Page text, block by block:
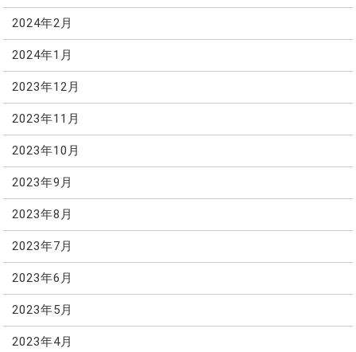
2024年2月
2024年1月
2023年12月
2023年11月
2023年10月
2023年9月
2023年8月
2023年7月
2023年6月
2023年5月
2023年4月